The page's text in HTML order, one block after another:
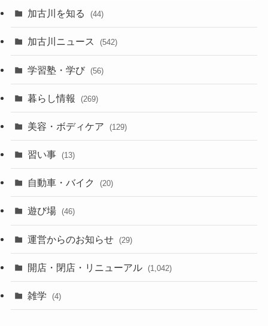
加古川を知る (44)
加古川ニュース (542)
学習塾・学び (56)
暮らし情報 (269)
美容・ボディケア (129)
習い事 (13)
自動車・バイク (20)
遊び場 (46)
運営からのお知らせ (29)
開店・閉店・リニューアル (1,042)
雑学 (4)